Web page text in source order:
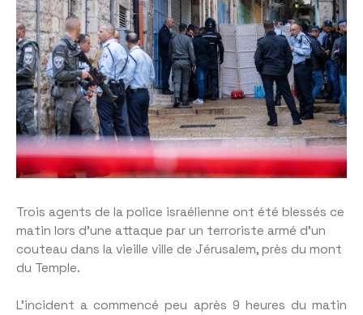
Trois agents de la police israélienne ont été blessés ce
matin lors d’une attaque par un terroriste armé d’un
couteau dans la vieille ville de Jérusalem, près du mont
du Temple.
L’incident a commencé peu après 9 heures du matin